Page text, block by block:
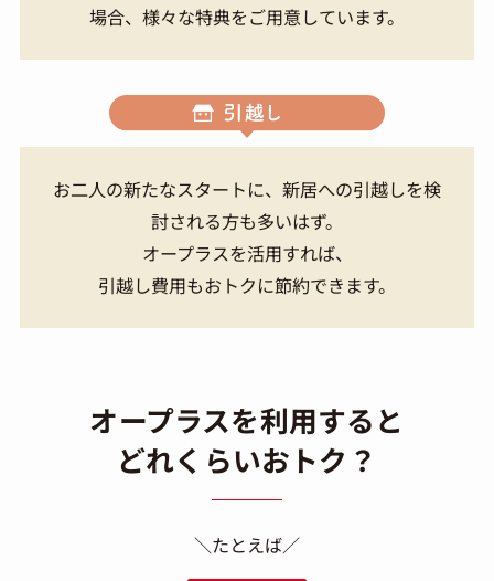
場合、様々な特典をご用意しています。
お二人の新たなスタートに、新居への引越しを検
討される方も多いはず。
オープラスを活用すれば、
引越し費用もおトクに節約できます。
オープラスを利用すると
どれくらいおトク？
＼たとえば／